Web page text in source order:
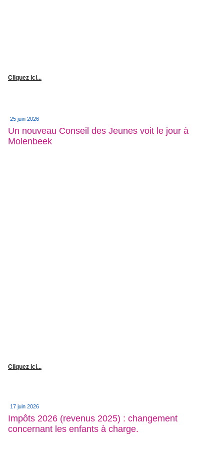
Cliquez ici...
25 juin 2026
Un nouveau Conseil des Jeunes voit le jour à
Molenbeek
Cliquez ici...
17 juin 2026
Impôts 2026 (revenus 2025) : changement
concernant les enfants à charge.